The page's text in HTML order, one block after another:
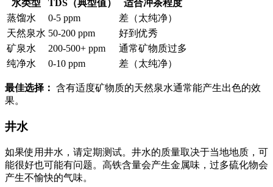
水类型 TDS（典型值）
适合冲茶程度
蒸馏水
0-5 ppm
差（太纯净）
天然泉水 50-200 ppm
好到优秀
矿泉水
200-500+ ppm
通常矿物质过多
纯净水
0-10 ppm 差（太纯净）
最佳选择： 含有适度矿物质的天然泉水通常能产生出色的效
果。
井水
如果使用井水，请定期测试。井水的质量取决于当地地质，可
能很好也可能有问题。高铁含量会产生金属味，过多硫化物会
产生不愉快的气味。